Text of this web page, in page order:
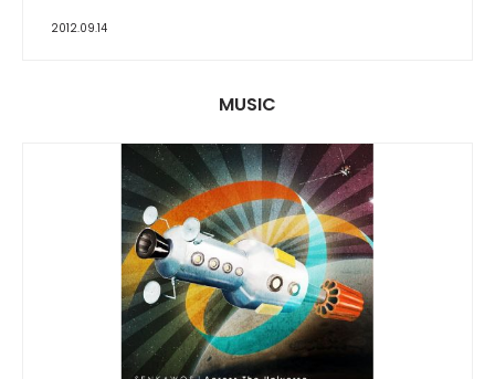
2012.09.14
MUSIC